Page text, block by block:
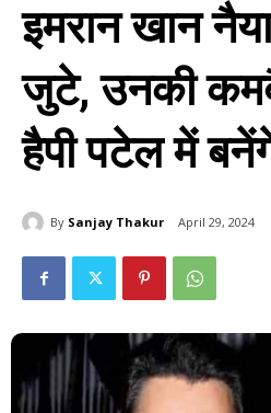
इमरान खान
जुटे, उनकी
हैपी पटेल में
By Sanjay Thakur April 29, 2024